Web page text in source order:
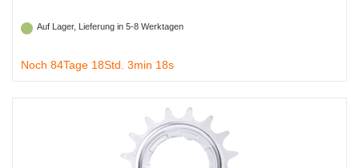
Auf Lager, Lieferung in 5-8 Werktagen
Noch 84Tage 18Std. 3min 18s